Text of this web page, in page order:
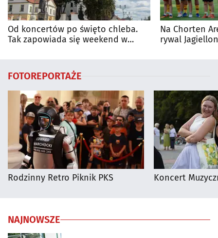
Od koncertów po święto chleba.
Tak zapowiada się weekend w
Na Chorten
rywal
FOTOREPORTAŻE
Rodzinny Retro Piknik PKS Koncert
NAJNOWSZE